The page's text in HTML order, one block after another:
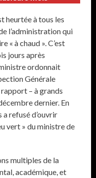
heurtée à tous les
l’administration qui
« à chaud ». C’est
jours après
ordonnait
Générale
– à grands
dernier. En
refusé d’ouvrir
vert » du ministre de
multiples de la
académique, et